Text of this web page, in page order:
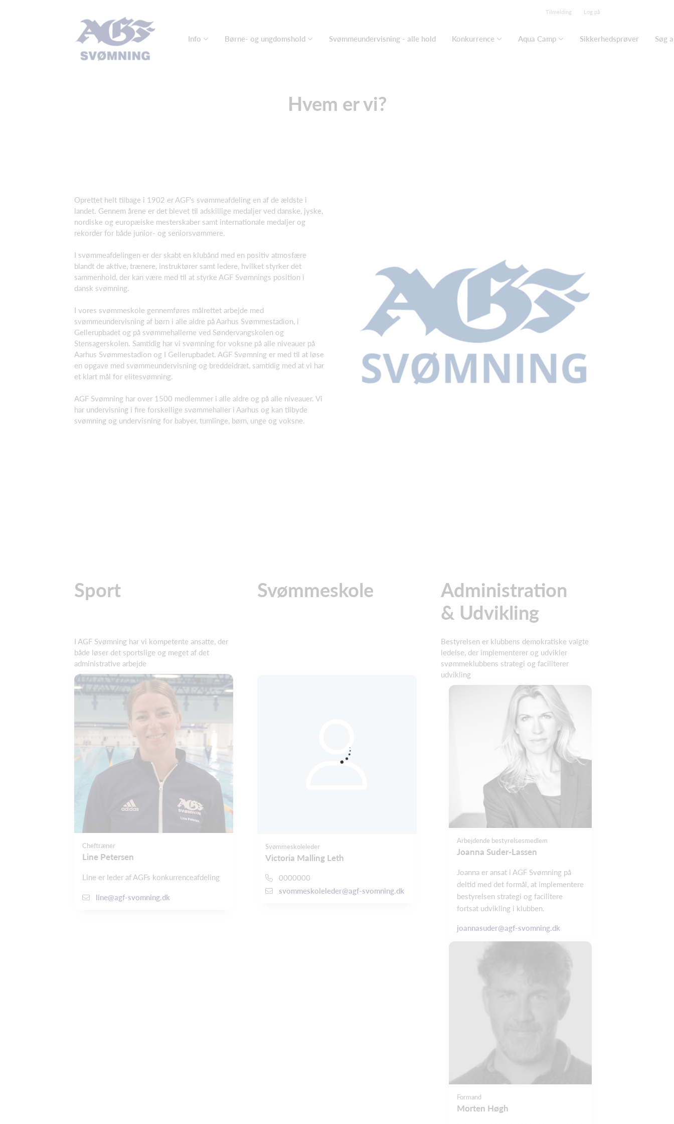
Tilmelding Log på
Info Børne- og ungdomshold Svømmeundervisning - alle hold Konkurrence Aqua Camp Sikkerhedsprøver Søg
Hvem er vi?
Oprettet helt tilbage i 1902 er AGF's svømmeafdeling en af de ældste i
landet. Gennem årene er det blevet til adskillige medaljer ved danske, jyske,
nordiske og europæiske mesterskaber samt internationale medaljer og
rekorder for både junior- og seniorsvømmere.
I svømmeafdelingen er der skabt en klubånd med en positiv atmosfære
blandt de aktive, trænere, instruktører samt ledere, hvilket styrker det
sammenhold, der kan være med til at styrke AGF Svømnings position i
dansk svømning.
I vores svømmeskole gennemføres målrettet arbejde med
svømmeundervisning af børn i alle aldre på Aarhus Svømmestadion, i
Gellerupbadet og på svømmehallerne ved Søndervangskolen og
Stensagerskolen. Samtidig har vi svømning for voksne på alle niveauer på
Aarhus Svømmestadion og I Gellerupbadet. AGF Svømning er med til at løse
en opgave med svømmeundervisning og breddeidræt, samtidig med at vi har
et klart mål for elitesvømning.
AGF Svømning har over 1500 medlemmer i alle aldre og på alle niveauer. Vi
har undervisning i fire forskellige svømmehaller i Aarhus og kan tilbyde
svømning og undervisning for babyer, tumlinge, børn, unge og voksne.
Sport
I AGF Svømning har vi kompetente ansatte, der
både løser det sportslige og meget af det
administrative arbejde
Cheftræner
Line Petersen
Line er leder af AGFs konkurrenceafdeling
line@agf-svomning.dk
Svømmeskole
Svømmeskoleleder
Victoria Malling Leth
0000000
svommeskoleleder@agf-svomning.dk
Administration
& Udvikling
Bestyrelsen er klubbens demokratiske valgte
ledelse, der implementerer og udvikler
svømmeklubbens strategi og faciliterer
udvikling
Arbejdende bestyrelsesmedlem
Joanna Suder-Lassen
Joanna er ansat i AGF Svømning på
deltid med det formål, at implementere
bestyrelsen strategi og facilitere
fortsat udvikling i klubben.
joannasuder@agf-svomning.dk
Formand
Morten Høgh